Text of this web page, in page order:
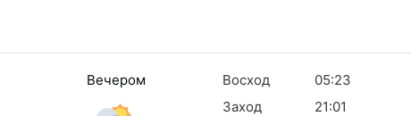
Вечером Восход
05:23
Заход
21:01